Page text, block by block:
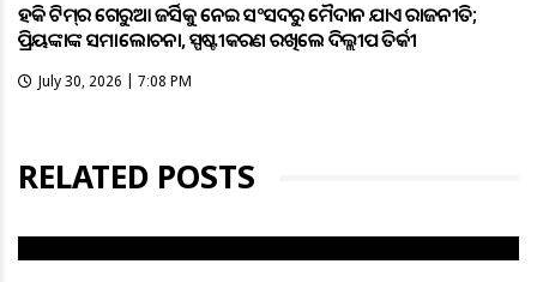
ହକି ଟିମ୍‌ର ଗେରୁଆ ଜର୍ସିକୁ ନେଇ ସଂସଦରୁ ମୈଦାନ ଯାଏଁ ରାଜନୀତି;
ପ୍ରିୟଙ୍କାଙ୍କ ସମାଲୋଚନା, ସ୍ପଷ୍ଟୀକରଣ ରଖିଲେ ଦିଲ୍ଲୀପ ତିର୍କୀ
July 30, 2026 | 7:08 PM
RELATED POSTS